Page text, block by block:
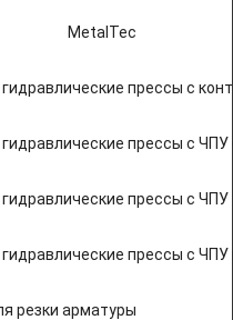
MetalTec
прессы с
прессы с
прессы с ЧПУ
прессы с
резки арматуры